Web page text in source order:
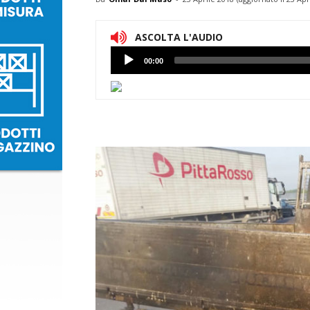
ASCOLTA L'AUDIO
Lettore
Audio
00:00